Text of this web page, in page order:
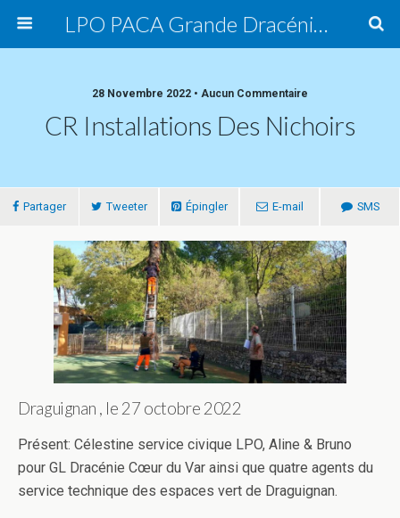
LPO PACA Grande Dracénie, groupe local
28 Novembre 2022 • Aucun Commentaire
CR Installations Des Nichoirs
Partager Tweeter Épingler E-mail SMS
Draguignan , le 27 octobre 2022
Présent: Célestine service civique LPO, Aline & Bruno
pour GL Dracénie Cœur du Var ainsi que quatre agents du
service technique des espaces vert de Draguignan.